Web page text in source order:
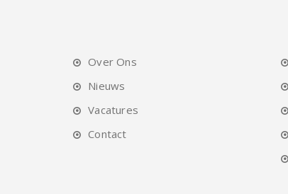
Over Ons
Nieuws
Vacatures
Contact